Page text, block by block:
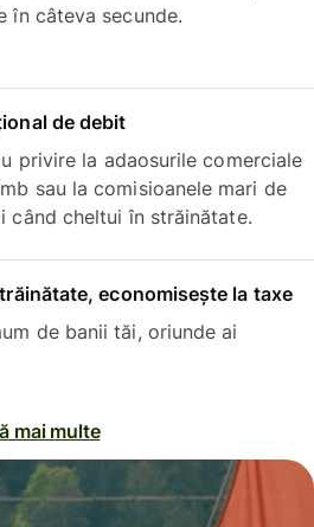
în câteva secunde.
de debit
privire la adaosurile comerciale
sau la comisioanele mari de
când cheltui în străinătate.
economisește la taxe
de banii tăi, oriunde ai
mai multe